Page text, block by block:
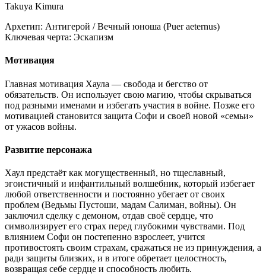
Takuya Kimura
Архетип: Антигерой / Вечный юноша (Puer aeternus)
Ключевая черта: Эскапизм
Мотивация
Главная мотивация Хаула — свобода и бегство от
обязательств. Он использует свою магию, чтобы скрываться
под разными именами и избегать участия в войне. Позже его
мотивацией становится защита Софи и своей новой «семьи»
от ужасов войны.
Развитие персонажа
Хаул предстаёт как могущественный, но тщеславный,
эгоистичный и инфантильный волшебник, который избегает
любой ответственности и постоянно убегает от своих
проблем (Ведьмы Пустоши, мадам Салиман, войны). Он
заключил сделку с демоном, отдав своё сердце, что
символизирует его страх перед глубокими чувствами. Под
влиянием Софи он постепенно взрослеет, учится
противостоять своим страхам, сражаться не из принуждения, а
ради защиты близких, и в итоге обретает целостность,
возвращая себе сердце и способность любить.